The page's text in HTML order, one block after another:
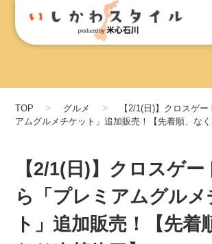
TOP グルメ
【2/1(日)】クロスゲ
アムグルメチケット」追加販売！【先着順、なく
【2/1(日)】クロスゲ
ら「プレミアムグルメ
ト」追加販売！【先着